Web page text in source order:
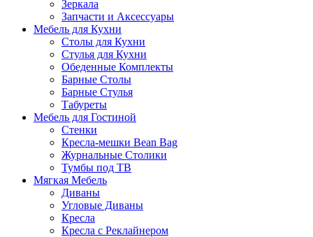
Зеркала
Запчасти и Аксессуары
Мебель для Кухни
Столы для Кухни
Стулья для Кухни
Обеденные Комплекты
Барные Столы
Барные Стулья
Табуреты
Мебель для Гостиной
Стенки
Кресла-мешки Bean Bag
Журнальные Столики
Тумбы под ТВ
Мягкая Мебель
Диваны
Угловые Диваны
Кресла
Кресла с Реклайнером